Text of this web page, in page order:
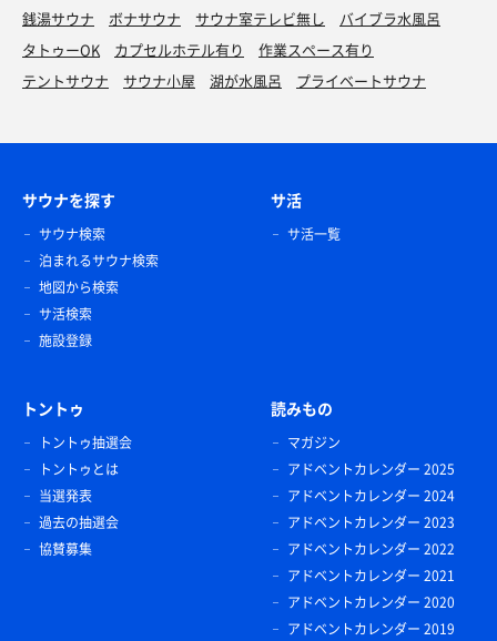
銭湯サウナ
ボナサウナ サウナ室テレビ無し
バイブラ水風呂
タトゥーOK
カプセルホテル有り
作業スペース有り
テントサウナ
サウナ小屋 湖が水風呂 プライベートサウナ
サウナを探す
サウナ検索
泊まれるサウナ検索
地図から検索
サ活検索
施設登録
サ活
サ活一覧
トントゥ
トントゥ抽選会
トントゥとは
当選発表
過去の抽選会
協賛募集
読みもの
マガジン
アドベントカレンダー 2025
アドベントカレンダー 2024
アドベントカレンダー 2023
アドベントカレンダー 2022
アドベントカレンダー 2021
アドベントカレンダー 2020
アドベントカレンダー 2019